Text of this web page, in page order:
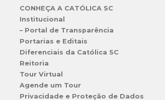
CONHEÇA A CATÓLICA SC
Institucional
– Portal de Transparência
Portarias e Editais
Diferenciais da Católica SC
Reitoria
Tour Virtual
Agende um Tour
Privacidade e Proteção de Dados